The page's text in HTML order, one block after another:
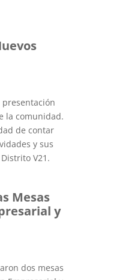
presentación
la comunidad.
de contar
y sus
V21.
Mesas
y
dos mesas